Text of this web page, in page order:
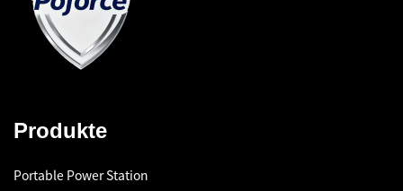
Produkte
Portable Power Station